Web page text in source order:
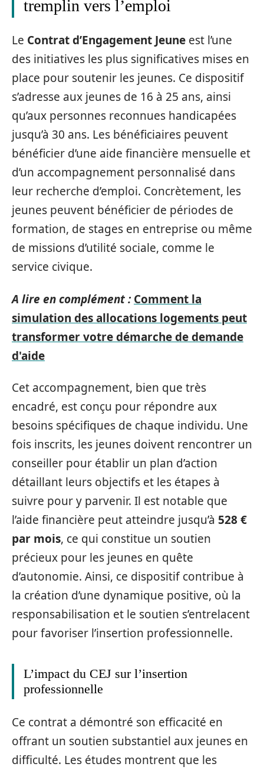
tremplin vers l’emploi
Le Contrat d’Engagement Jeune est l’une
des initiatives les plus significatives mises en
place pour soutenir les jeunes. Ce dispositif
s’adresse aux jeunes de 16 à 25 ans, ainsi
qu’aux personnes reconnues handicapées
jusqu’à 30 ans. Les bénéficiaires peuvent
bénéficier d’une aide financière mensuelle et
d’un accompagnement personnalisé dans
leur recherche d’emploi. Concrètement, les
jeunes peuvent bénéficier de périodes de
formation, de stages en entreprise ou même
de missions d’utilité sociale, comme le
service civique.
A lire en complément : Comment la
simulation des allocations logements peut
transformer votre démarche de demande
d'aide
Cet accompagnement, bien que très
encadré, est conçu pour répondre aux
besoins spécifiques de chaque individu. Une
fois inscrits, les jeunes doivent rencontrer un
conseiller pour établir un plan d’action
détaillant leurs objectifs et les étapes à
suivre pour y parvenir. Il est notable que
l’aide financière peut atteindre jusqu’à 528 €
par mois, ce qui constitue un soutien
précieux pour les jeunes en quête
d’autonomie. Ainsi, ce dispositif contribue à
la création d’une dynamique positive, où la
responsabilisation et le soutien s’entrelacent
pour favoriser l’insertion professionnelle.
L’impact du CEJ sur l’insertion
professionnelle
Ce contrat a démontré son efficacité en
offrant un soutien substantiel aux jeunes en
difficulté. Les études montrent que les